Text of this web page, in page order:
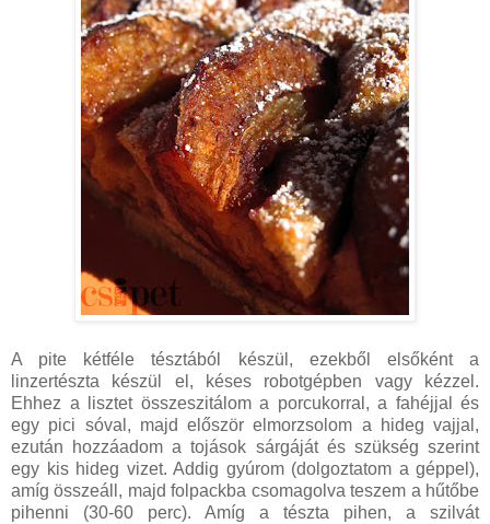
A pite kétféle tésztából készül, ezekből elsőként a
linzertészta készül el, késes robotgépben vagy kézzel.
Ehhez a lisztet összeszitálom a porcukorral, a fahéjjal és
egy pici sóval, majd először elmorzsolom a hideg vajjal,
ezután hozzáadom a tojások sárgáját és szükség szerint
egy kis hideg vizet. Addig gyúrom (dolgoztatom a géppel),
amíg összeáll, majd folpackba csomagolva teszem a hűtőbe
pihenni (30-60 perc). Amíg a tészta pihen, a szilvát